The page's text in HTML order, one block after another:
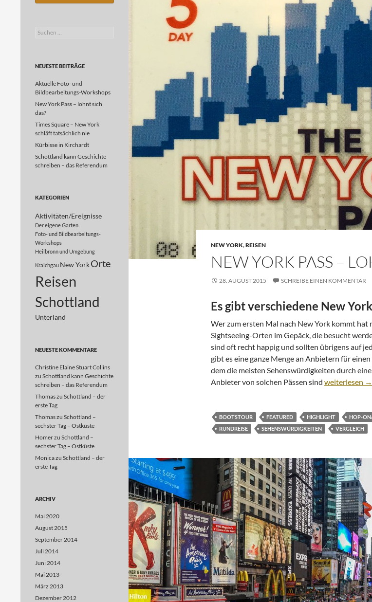
NEW YORK,REISEN
NEW YORK PASS –
28. AUGUST 2015 SCHREIBE EINEN KOMMENTAR
Es gibt verschiedene New
Wer zum ersten Mal nach New York kommt
Sightseeing-Orten im Gepäck, die besucht
sind oft recht happig und sollten übrigens auf
gibt es eine ganze Menge an Anbietern für
dem die meisten Sehenswürdigkeiten durch
Anbieter von solchen Pässen sind New York
weiterlesen →
BOOTSTOUR FEATURED HIGHLIGHT HOP-
RUNDREISE
SEHENSWÜRDIGKEITEN VERGLEICH
Suchen
NEUESTE BEITRÄGE
Aktuelle Foto- und
Bildbearbeitungs-Workshops
New York Pass – lohnt sich
das?
Times Square – New York
schläft tatsächlich nie
Kürbisse in Kirchardt
Schottland kann Geschichte
schreiben – das Referendum
KATEGORIEN
Aktivitäten/Ereignisse
Der eigene Garten
Foto- und Bildbearbeitungs-
Workshops
Heilbronn und Umgebung
Kraichgau New YorkOrte
Reisen
Schottland
Unterland
NEUESTE KOMMENTARE
Christine Elaine Stuart Collins
zu Schottland kann Geschichte
schreiben – das Referendum
Thomaszu Schottland – der
erste Tag
Thomaszu Schottland –
sechster Tag – Ostküste
Homerzu Schottland –
sechster Tag – Ostküste
Monicazu Schottland – der
erste Tag
ARCHIV
Mai 2020
August 2015
September 2014
Juli 2014
Juni 2014
Mai 2013
März 2013
Dezember 2012